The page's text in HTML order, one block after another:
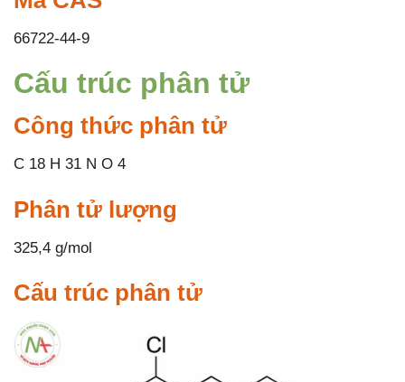
66722-44-9
Cấu trúc phân tử
Công thức phân tử
C 18 H 31 N O 4
Phân tử lượng
325,4 g/mol
Cấu trúc phân tử